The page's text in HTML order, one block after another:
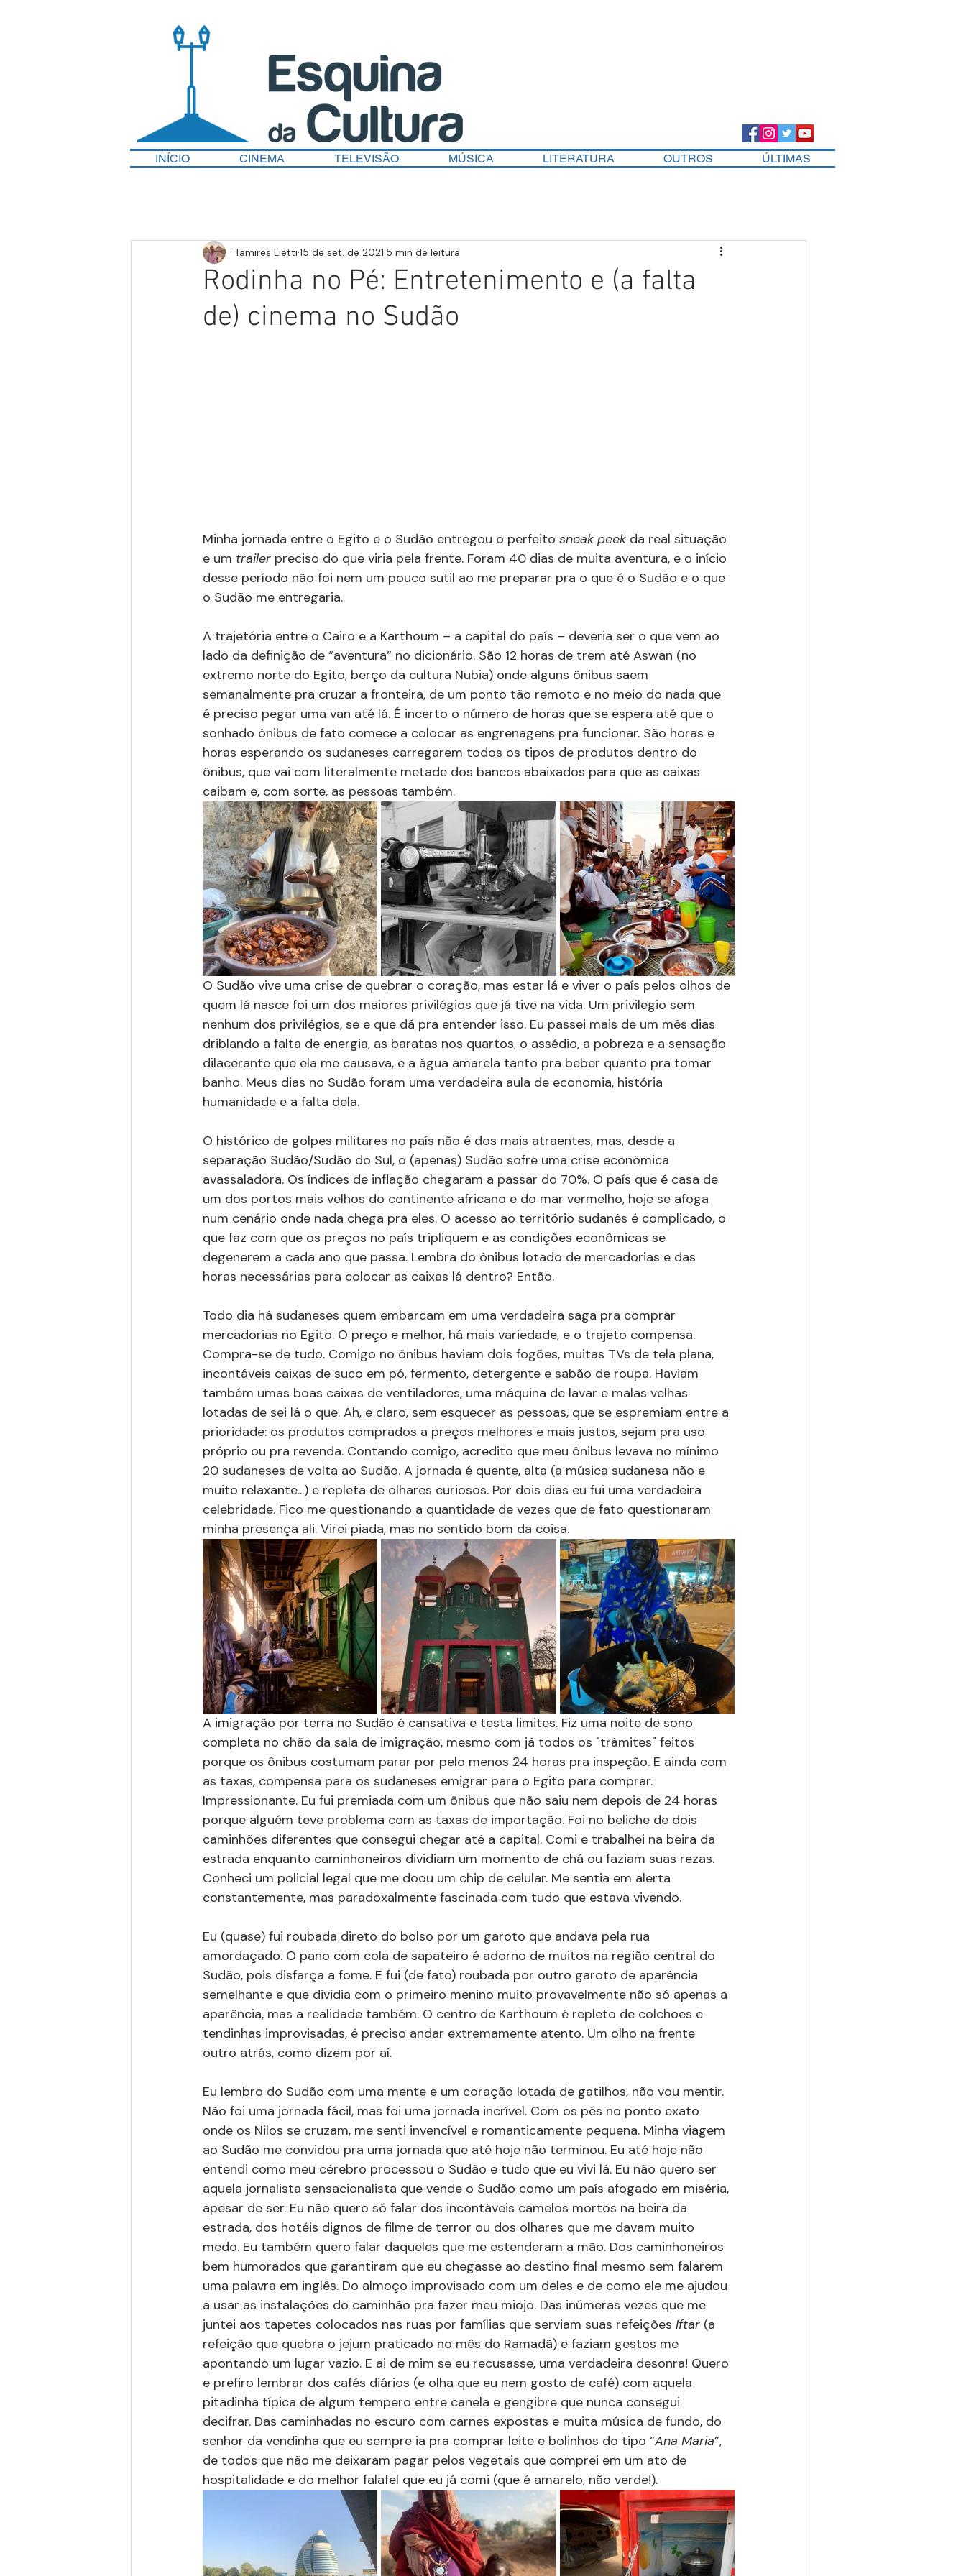
INÍCIO CINEMA TELEVISÃO MÚSICA LITERATURA OUTROS ÚLTIMAS
Rodinha no Pé: Entretenimento e (a falta
de) cinema no Sudão
Tamires Lietti 15 de set. de 2021 5 min de leitura
Minha jornada entre o Egito e o Sudão entregou o perfeito sneak peek da real situação
e um trailer preciso do que viria pela frente. Foram 40 dias de muita aventura, e o início
desse período não foi nem um pouco sutil ao me preparar pra o que é o Sudão e o que
o Sudão me entregaria.
A trajetória entre o Cairo e a Karthoum – a capital do país – deveria ser o que vem ao
lado da definição de “aventura” no dicionário. São 12 horas de trem até Aswan (no
extremo norte do Egito, berço da cultura Nubia) onde alguns ônibus saem
semanalmente pra cruzar a fronteira, de um ponto tão remoto e no meio do nada que
é preciso pegar uma van até lá. É incerto o número de horas que se espera até que o
sonhado ônibus de fato comece a colocar as engrenagens pra funcionar. São horas e
horas esperando os sudaneses carregarem todos os tipos de produtos dentro do
ônibus, que vai com literalmente metade dos bancos abaixados para que as caixas
caibam e, com sorte, as pessoas também.
O Sudão vive uma crise de quebrar o coração, mas estar lá e viver o país pelos olhos de
quem lá nasce foi um dos maiores privilégios que já tive na vida. Um privilegio sem
nenhum dos privilégios, se e que dá pra entender isso. Eu passei mais de um mês dias
driblando a falta de energia, as baratas nos quartos, o assédio, a pobreza e a sensação
dilacerante que ela me causava, e a água amarela tanto pra beber quanto pra tomar
banho. Meus dias no Sudão foram uma verdadeira aula de economia, história
humanidade e a falta dela.
O histórico de golpes militares no país não é dos mais atraentes, mas, desde a
separação Sudão/Sudão do Sul, o (apenas) Sudão sofre uma crise econômica
avassaladora. Os índices de inflação chegaram a passar do 70%. O país que é casa de
um dos portos mais velhos do continente africano e do mar vermelho, hoje se afoga
num cenário onde nada chega pra eles. O acesso ao território sudanês é complicado, o
que faz com que os preços no país tripliquem e as condições econômicas se
degenerem a cada ano que passa. Lembra do ônibus lotado de mercadorias e das
horas necessárias para colocar as caixas lá dentro? Então.
Todo dia há sudaneses quem embarcam em uma verdadeira saga pra comprar
mercadorias no Egito. O preço e melhor, há mais variedade, e o trajeto compensa.
Compra-se de tudo. Comigo no ônibus haviam dois fogões, muitas TVs de tela plana,
incontáveis caixas de suco em pó, fermento, detergente e sabão de roupa. Haviam
também umas boas caixas de ventiladores, uma máquina de lavar e malas velhas
lotadas de sei lá o que. Ah, e claro, sem esquecer as pessoas, que se espremiam entre a
prioridade: os produtos comprados a preços melhores e mais justos, sejam pra uso
próprio ou pra revenda. Contando comigo, acredito que meu ônibus levava no mínimo
20 sudaneses de volta ao Sudão. A jornada é quente, alta (a música sudanesa não e
muito relaxante...) e repleta de olhares curiosos. Por dois dias eu fui uma verdadeira
celebridade. Fico me questionando a quantidade de vezes que de fato questionaram
minha presença ali. Virei piada, mas no sentido bom da coisa.
A imigração por terra no Sudão é cansativa e testa limites. Fiz uma noite de sono
completa no chão da sala de imigração, mesmo com já todos os "trâmites" feitos
porque os ônibus costumam parar por pelo menos 24 horas pra inspeção. E ainda com
as taxas, compensa para os sudaneses emigrar para o Egito para comprar.
Impressionante. Eu fui premiada com um ônibus que não saiu nem depois de 24 horas
porque alguém teve problema com as taxas de importação. Foi no beliche de dois
caminhões diferentes que consegui chegar até a capital. Comi e trabalhei na beira da
estrada enquanto caminhoneiros dividiam um momento de chá ou faziam suas rezas.
Conheci um policial legal que me doou um chip de celular. Me sentia em alerta
constantemente, mas paradoxalmente fascinada com tudo que estava vivendo.
Eu (quase) fui roubada direto do bolso por um garoto que andava pela rua
amordaçado. O pano com cola de sapateiro é adorno de muitos na região central do
Sudão, pois disfarça a fome. E fui (de fato) roubada por outro garoto de aparência
semelhante e que dividia com o primeiro menino muito provavelmente não só apenas a
aparência, mas a realidade também. O centro de Karthoum é repleto de colchoes e
tendinhas improvisadas, é preciso andar extremamente atento. Um olho na frente
outro atrás, como dizem por aí.
Eu lembro do Sudão com uma mente e um coração lotada de gatilhos, não vou mentir.
Não foi uma jornada fácil, mas foi uma jornada incrível. Com os pés no ponto exato
onde os Nilos se cruzam, me senti invencível e romanticamente pequena. Minha viagem
ao Sudão me convidou pra uma jornada que até hoje não terminou. Eu até hoje não
entendi como meu cérebro processou o Sudão e tudo que eu vivi lá. Eu não quero ser
aquela jornalista sensacionalista que vende o Sudão como um país afogado em miséria,
apesar de ser. Eu não quero só falar dos incontáveis camelos mortos na beira da
estrada, dos hotéis dignos de filme de terror ou dos olhares que me davam muito
medo. Eu também quero falar daqueles que me estenderam a mão. Dos caminhoneiros
bem humorados que garantiram que eu chegasse ao destino final mesmo sem falarem
uma palavra em inglês. Do almoço improvisado com um deles e de como ele me ajudou
a usar as instalações do caminhão pra fazer meu miojo. Das inúmeras vezes que me
juntei aos tapetes colocados nas ruas por famílias que serviam suas refeições Iftar (a
refeição que quebra o jejum praticado no mês do Ramadã) e faziam gestos me
apontando um lugar vazio. E ai de mim se eu recusasse, uma verdadeira desonra! Quero
e prefiro lembrar dos cafés diários (e olha que eu nem gosto de café) com aquela
pitadinha típica de algum tempero entre canela e gengibre que nunca consegui
decifrar. Das caminhadas no escuro com carnes expostas e muita música de fundo, do
senhor da vendinha que eu sempre ia pra comprar leite e bolinhos do tipo “Ana Maria”,
de todos que não me deixaram pagar pelos vegetais que comprei em um ato de
hospitalidade e do melhor falafel que eu já comi (que é amarelo, não verde!).